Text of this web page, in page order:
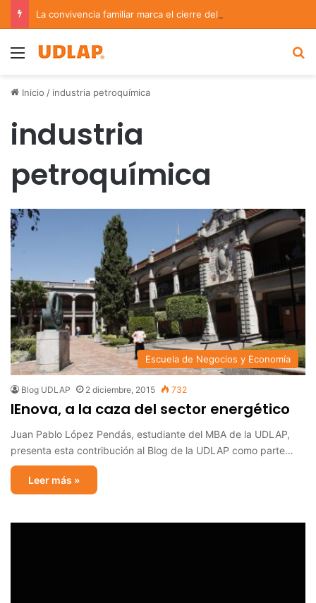
Menu
Inicio / industria petroquímica
industria
petroquímica
Escuela de Negocios y Economía
Blog UDLAP 2 diciembre, 2015 732
IEnova, a la caza del sector energético
Juan Pablo López Pendás, estudiante del MBA de la UDLAP,
presenta esta contribución al Blog de la UDLAP como parte…
Leer más »